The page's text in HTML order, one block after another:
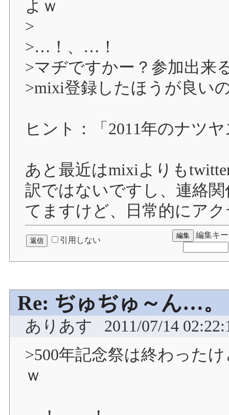
よｗ
>
>…！、…！
>マヂですかー？参加出来
>mixi登録したほうが良い
ヒント：「2011年のナツ
あと最近はmixiよりも
訳ではないですし、連絡
てますけど、日常的にア
引用しない
編集キー
Re: ぢゅぢゅ～ん…。
ありあす
2011/07/14
>500年記念祭は終わった
ｗ